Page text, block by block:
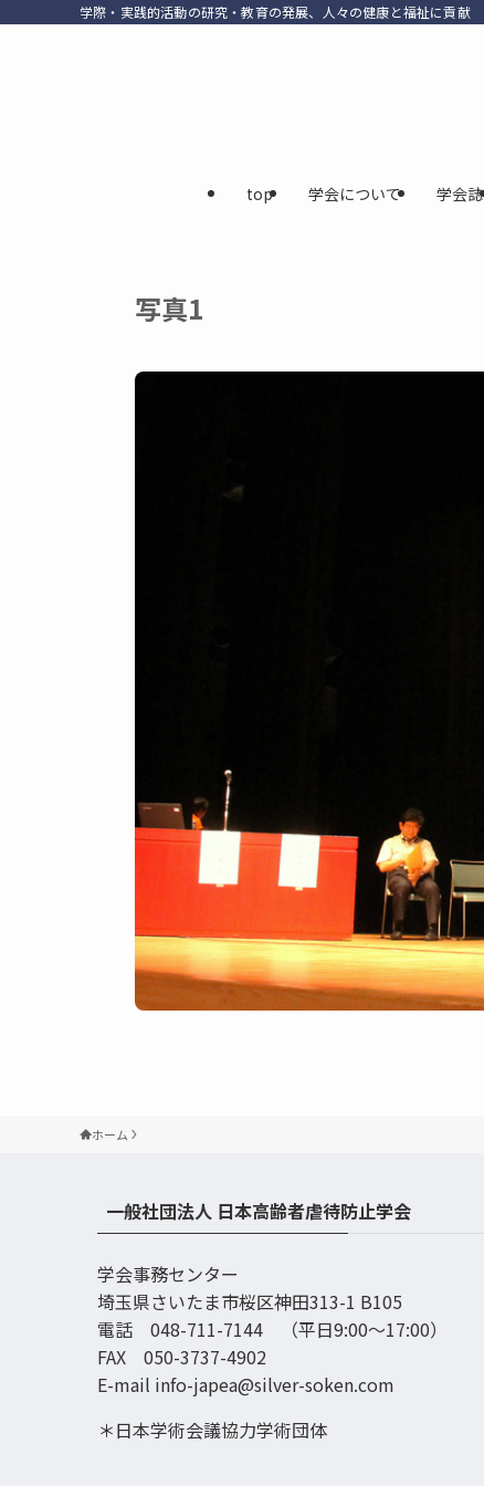
学際・実践的活動の研究・教育の発展、人々の健康と福祉に貢献
top 学会について 学会誌
写真1
ホーム
一般社団法人 日本高齢者虐待防止学会
学会事務センター
埼玉県さいたま市桜区神田313-1 B105
電話 048-711-7144 （平日9:00〜17:00）
FAX 050-3737-4902
E-mail info-japea@silver-soken.com
＊日本学術会議協力学術団体